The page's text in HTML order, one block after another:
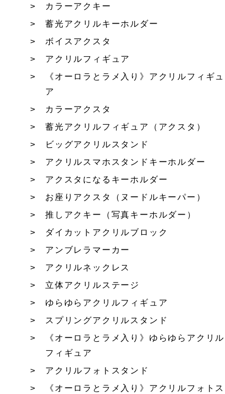
カラーアクキー
蓄光アクリルキーホルダー
ボイスアクスタ
アクリルフィギュア
《オーロラとラメ入り》アクリルフィギュ
ア
カラーアクスタ
蓄光アクリルフィギュア（アクスタ）
ビッグアクリルスタンド
アクリルスマホスタンドキーホルダー
アクスタになるキーホルダー
お座りアクスタ（ヌードルキーパー）
推しアクキー（写真キーホルダー）
ダイカットアクリルブロック
アンブレラマーカー
アクリルネックレス
立体アクリルステージ
ゆらゆらアクリルフィギュア
スプリングアクリルスタンド
《オーロラとラメ入り》ゆらゆらアクリル
フィギュア
アクリルフォトスタンド
《オーロラとラメ入り》アクリルフォトス